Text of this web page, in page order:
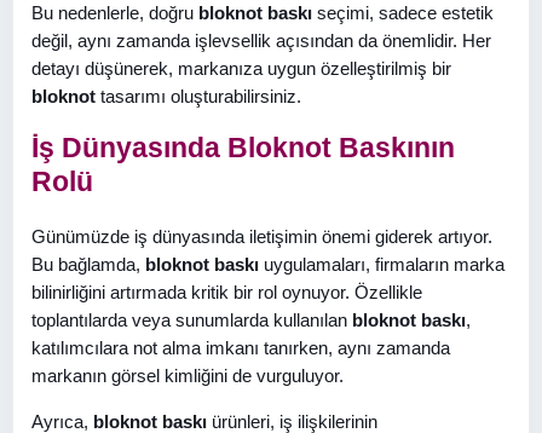
Bu nedenlerle, doğru bloknot baskı seçimi, sadece estetik
değil, aynı zamanda işlevsellik açısından da önemlidir. Her
detayı düşünerek, markanıza uygun özelleştirilmiş bir
bloknot tasarımı oluşturabilirsiniz.
İş Dünyasında Bloknot Baskının
Rolü
Günümüzde iş dünyasında iletişimin önemi giderek artıyor.
Bu bağlamda, bloknot baskı uygulamaları, firmaların marka
bilinirliğini artırmada kritik bir rol oynuyor. Özellikle
toplantılarda veya sunumlarda kullanılan bloknot baskı,
katılımcılara not alma imkanı tanırken, aynı zamanda
markanın görsel kimliğini de vurguluyor.
Ayrıca, bloknot baskı ürünleri, iş ilişkilerinin